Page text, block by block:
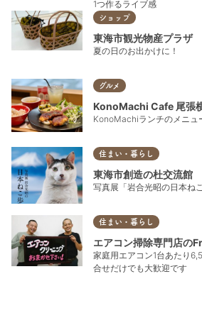
1つ作るライブ感
ショップ
東海市観光物産プラザ
夏の日のお出かけに！
グルメ
KonoMachi Cafe 尾張
KonoMachiランチのメニュ
住まい・暮らし
東海市創造の杜交流館
写真展「岩合光昭の日本ね
住まい・暮らし
エアコン掃除専門店の
家庭用エアコン1台あたり
合せだけでも大歓迎です